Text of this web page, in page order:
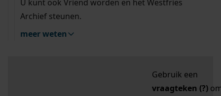
U kunt ook Vriend worden en het Westfries
Archief steunen.
meer weten
uw zoekopdracht te
Gebruik een
vraagteken (?)